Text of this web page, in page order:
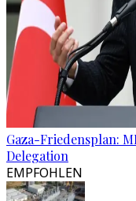
Gaza-Friedensplan:
Delegation
EMPFOHLEN